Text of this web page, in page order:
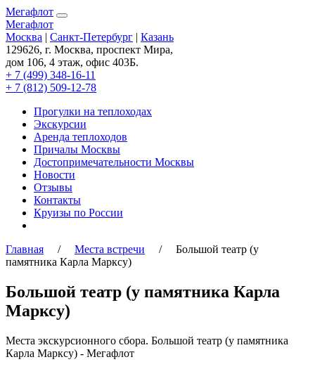
Мегафлот
Мегафлот
Москва | Санкт-Петербург | Казань
129626, г. Москва, проспект Мира,
дом 106, 4 этаж, офис 403Б.
+ 7 (499) 348-16-11
+ 7 (812) 509-12-78
Прогулки на теплоходах
Экскурсии
Аренда теплоходов
Причалы Москвы
Достопримечательности Москвы
Новости
Отзывы
Контакты
Круизы по России
Главная / Места встречи / Большой театр (у
памятника Карла Марксу)
Большой театр (у памятника Карла
Марксу)
Места экскурсионного сбора. Большой театр (у памятника
Карла Марксу) - Мегафлот